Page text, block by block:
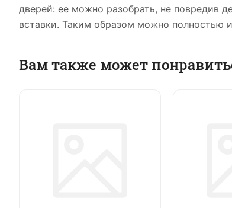
дверей: ее можно разобрать, не повредив
вставки. Таким образом можно полностью
Вам также может